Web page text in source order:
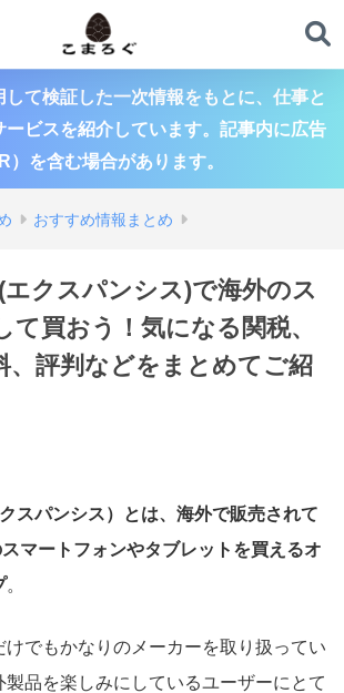
て検証した一次情報をもとに、仕事と
ービスを紹介しています。記事内に広告
）を含む場合があります。
おすすめ情報まとめ
クスパンシス)で海外のス
て買おう！気になる関税、
、評判などをまとめてご紹
スパンシス）とは、海外で販売されて
マートフォンやタブレットを買えるオ
。
けでもかなりのメーカーを取り扱ってい
製品を楽しみにしているユーザーにとて